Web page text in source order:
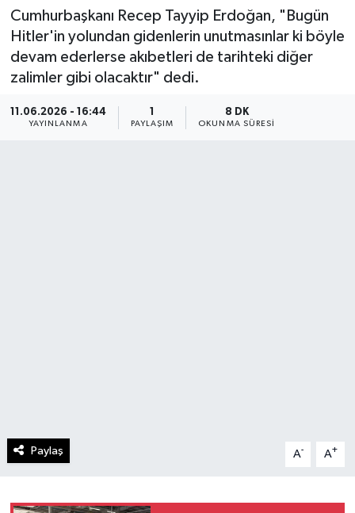
Cumhurbaşkanı Recep Tayyip Erdoğan, "Bugün
Hitler'in yolundan gidenlerin unutmasınlar ki böyle
devam ederlerse akıbetleri de tarihteki diğer
zalimler gibi olacaktır" dedi.
11.06.2026 - 16:44
YAYINLANMA
1
PAYLAŞIM
8 DK
OKUNMA SÜRESI
Paylaş A- A+